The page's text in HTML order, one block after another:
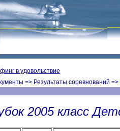
=> Результаты соревнований =>
2005 класс